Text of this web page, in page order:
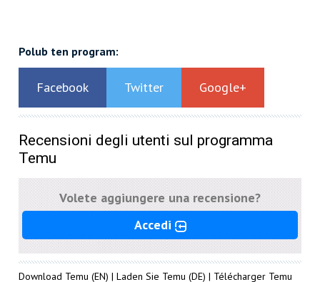
Polub ten program:
Facebook Twitter Google+
Recensioni degli utenti sul programma
Temu
Volete aggiungere una recensione?
Accedi
Download Temu (EN) | Laden Sie Temu (DE) | Télécharger Temu